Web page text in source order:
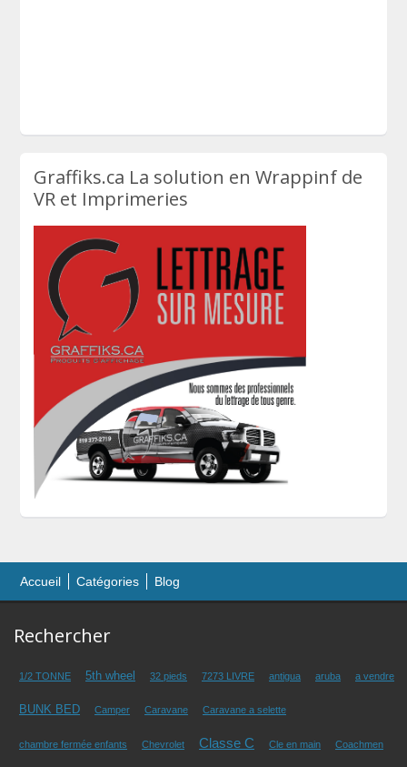
Graffiks.ca La solution en Wrappinf de
VR et Imprimeries
Accueil Catégories Blog
Rechercher
1/2 TONNE 5th wheel 32 pieds 7273 LIVRE antigua aruba a vendre
BUNK BED Camper Caravane Caravane a selette
chambre fermée enfants Chevrolet Classe C Cle en main Coachmen